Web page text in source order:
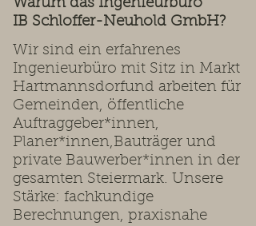
Warum das Ingenieurbüro
IB Schloffer-Neuhold GmbH?
Wir sind ein erfahrenes
Ingenieurbüro mit Sitz in Markt
Hartmannsdorfund arbeiten für
Gemeinden, öffentliche
Auftraggeber*innen,
Planer*innen,Bauträger und
private Bauwerber*innen in der
gesamten Steiermark. Unsere
Stärke: fachkundige
Berechnungen, praxisnahe